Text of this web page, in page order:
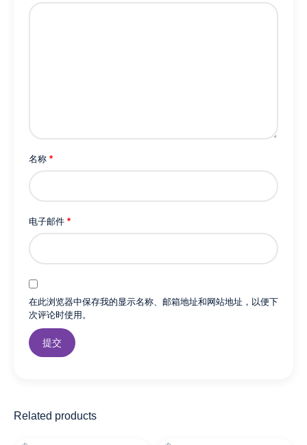
3
全
身
防
軽
量
181g
ワ
ン
ボ
Type-
名称 *
电子邮件 *
在此浏览器中保存我的显示名称、邮箱地址和网站地址，以便下
次评论时使用。
Related products